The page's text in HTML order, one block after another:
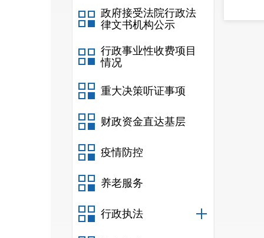
政府接受法院行政法
律文书机构公示
行政事业性收费项目
情况
重大决策听证事项
财政资金直达基层
疫情防控
养老服务
行政执法